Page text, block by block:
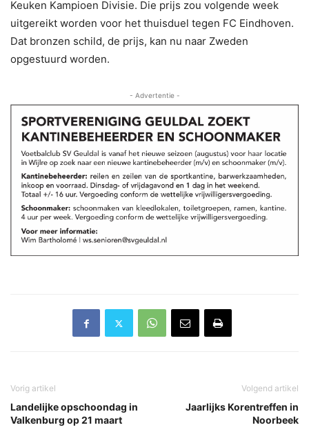
Keuken Kampioen Divisie. Die prijs zou volgende week
uitgereikt worden voor het thuisduel tegen FC Eindhoven.
Dat bronzen schild, de prijs, kan nu naar Zweden
opgestuurd worden.
- Advertentie -
Vorig artikel
Landelijke opschoondag in
Valkenburg op 21 maart
Volgend artikel
Jaarlijks Korentreffen in
Noorbeek